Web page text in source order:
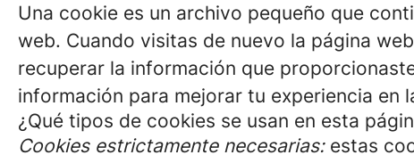
Una cookie es un archivo pequeño que
web. Cuando visitas de nuevo la página
recuperar la información que
información para mejorar tu experiencia
¿Qué tipos de cookies se usan en esta
Cookies estrictamente necesarias:estas